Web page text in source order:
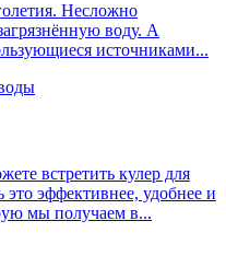
Несложно
воду. А
источниками...
встретить кулер для
эффективнее, удобнее и
мы получаем в...